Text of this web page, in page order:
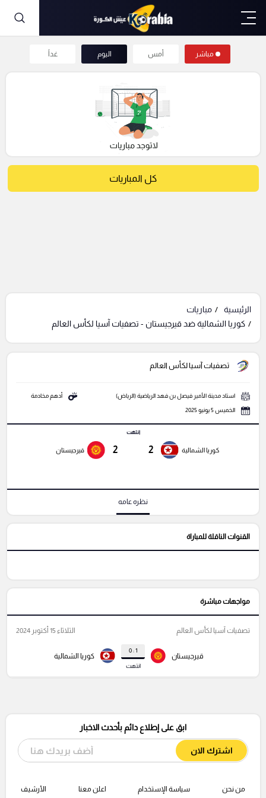
مباشر أمس اليوم غداً
كل المباريات
الرئيسية
مباريات
كوريا الشمالية ضد قيرجيستان - تصفيات آسيا لكأس العالم
تصفيات آسيا لكأس العالم
استاد مدينة الأمير فيصل بن فهد الرياضية (الرياض) أدهم مخادمة
الخميس 5 يونيو 2025
كوريا الشمالية 2
انتهت
2 قيرجيستان
نظره عامه
القنوات الناقلة للمباراة
مواجهات مباشرة
قيرجيستان
1 : 0
انتهت
كوريا الشمالية
تصفيات آسيا لكأس العالم الثلاثاء 15 أكتوبر 2024
ابق على إطلاع دائم بأحدث الاخبار
اشترك الان
من نحن سياسة الإستخدام اعلن معنا الأرشيف